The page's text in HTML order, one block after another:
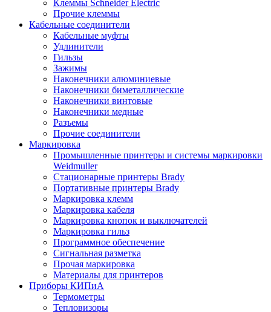
Клеммы Schneider Electric
Прочие клеммы
Кабельные соединители
Кабельные муфты
Удлинители
Гильзы
Зажимы
Наконечники алюминиевые
Наконечники биметаллические
Наконечники винтовые
Наконечники медные
Разъемы
Прочие соединители
Маркировка
Промышленные принтеры и системы маркировки
Weidmuller
Стационарные принтеры Brady
Портативные принтеры Brady
Маркировка клемм
Маркировка кабеля
Маркировка кнопок и выключателей
Маркировка гильз
Программное обеспечение
Сигнальная разметка
Прочая маркировка
Материалы для принтеров
Приборы КИПиА
Термометры
Тепловизоры